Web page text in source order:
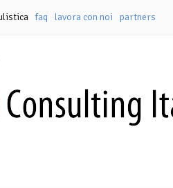
faq lavora con noi partners